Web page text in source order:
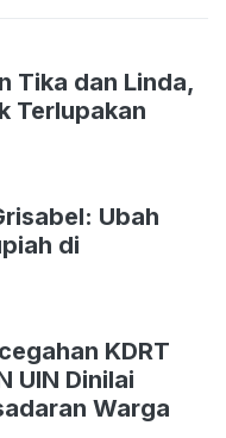
Tika dan Linda,
Terlupakan
Ubah
di
KDRT
UIN Dinilai
Warga